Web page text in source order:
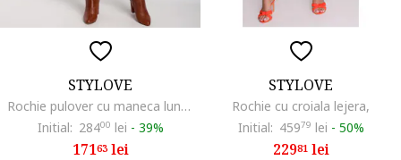
STYLOVE
Rochie pulover cu maneca lunga,, Albastru petrol
Initial: 28400 lei - 39%
17163lei
STYLOVE
Rochie cu croiala lejera,
Initial: 45979 lei - 50%
22981lei